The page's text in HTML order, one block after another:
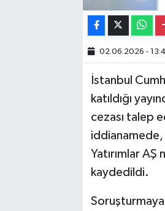
02.06.2026 -
İstanbul
katıldığı
cezası talep
iddianamede,
Yatırımlar
kaydedildi.